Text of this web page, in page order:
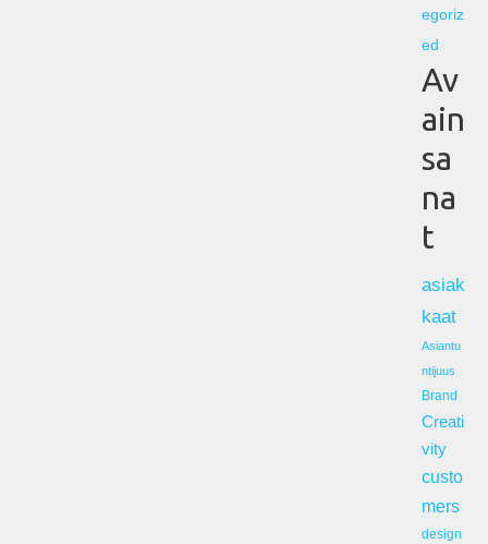
egoriz
ed
Av
ain
sa
na
t
asiak
kaat
Asiantu
ntijuus
Brand
Creati
vity
custo
mers
design